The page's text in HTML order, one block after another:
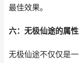
最佳效果。
六：无极仙途的属
无极仙途不仅仅是